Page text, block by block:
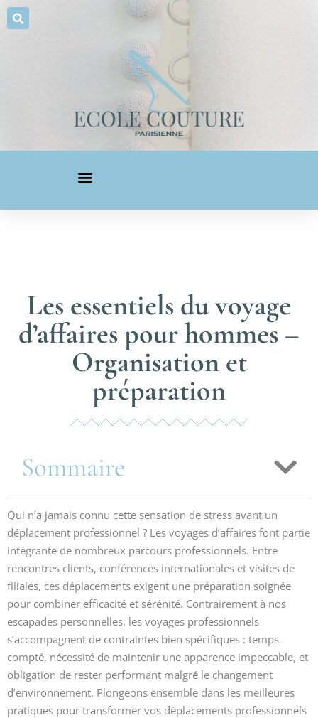
Les essentiels du voyage
d’affaires pour hommes –
Organisation et
préparation
Sommaire
Qui n’a jamais connu cette sensation de stress avant un
déplacement professionnel ? Les voyages d’affaires font partie
intégrante de nombreux parcours professionnels. Entre
rencontres clients, conférences internationales et visites de
filiales, ces déplacements exigent une préparation soignée
pour combiner efficacité et sérénité. Contrairement à nos
escapades personnelles, les voyages professionnels
s’accompagnent de contraintes bien spécifiques : temps
compté, nécessité de maintenir une apparence impeccable, et
obligation de rester performant malgré le changement
d’environnement. Plongeons ensemble dans les meilleures
pratiques pour transformer vos déplacements professionnels